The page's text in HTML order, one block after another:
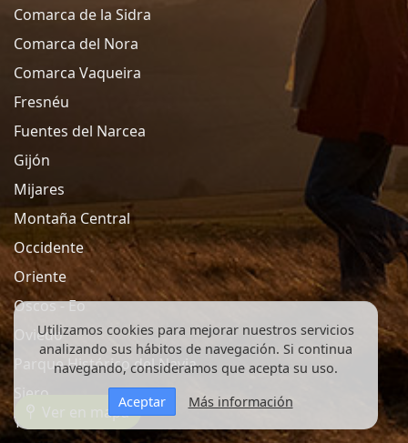
Ver en mapa
Comarca de la Sidra
Comarca del Nora
Comarca Vaqueira
Fresnéu
Fuentes del Narcea
Gijón
Mijares
Montaña Central
Occidente
Oriente
Oscos - Eo
Oviedo
Parque Histórico del Navia
Siero
Telledo
Utilizamos cookies para mejorar nuestros servicios
analizando sus hábitos de navegación. Si continua
navegando, consideramos que acepta su uso.
Aceptar
Más información